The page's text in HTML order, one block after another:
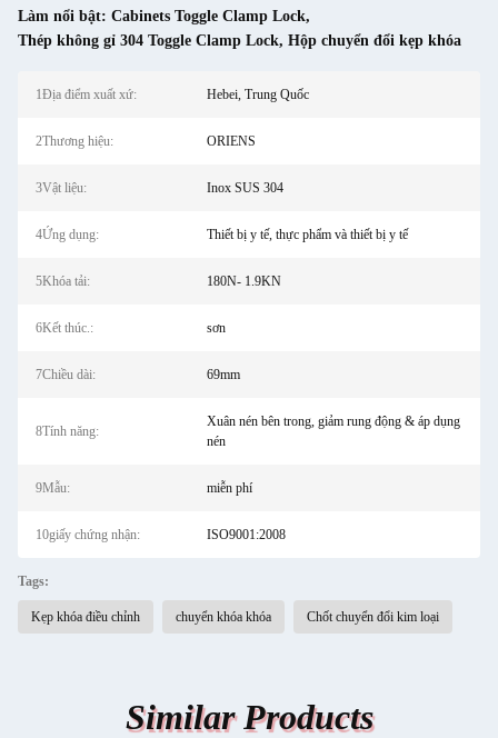
Làm nổi bật: Cabinets Toggle Clamp Lock,
Thép không gỉ 304 Toggle Clamp Lock, Hộp chuyển đổi kẹp khóa
1Địa điểm xuất xứ: Hebei, Trung Quốc
2Thương hiệu: ORIENS
3Vật liệu: Inox SUS 304
4Ứng dụng: Thiết bị y tế, thực phẩm và thiết bị y tế
5Khóa tải: 180N- 1.9KN
6Kết thúc.: sơn
7Chiều dài: 69mm
8Tính năng:
Xuân nén bên trong, giảm rung động & áp dụng
nén
9Mẫu: miễn phí
10giấy chứng nhận: ISO9001:2008
Tags:
Kẹp khóa điều chỉnh chuyển khóa khóa Chốt chuyển đổi kim loại
Similar Products